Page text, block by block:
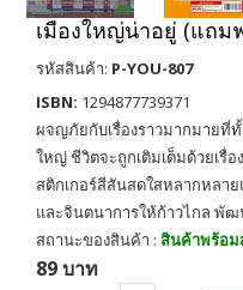
เมืองใหญ่น่าอยู่ (แถม
รหัสสินค้า: P-YOU-807
ISBN: 1294877739371
ผจญภัยกับเรื่องราวมากมายที่
ใหญ่ ชีวิตจะถูกเติมเต็มด้วยเรื่อ
สติกเกอร์สีสันสดใสหลากหลา
และจินตนาการให้ก้าวไกล พัฒ
สถานะของสินค้า : สินค้าพร้อม
89 บาท